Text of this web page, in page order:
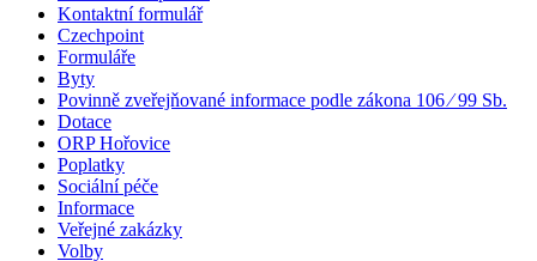
Kontaktní formulář
Czechpoint
Formuláře
Byty
Povinně zveřejňované informace podle zákona 106 ⁄ 99 Sb.
Dotace
ORP Hořovice
Poplatky
Sociální péče
Informace
Veřejné zakázky
Volby